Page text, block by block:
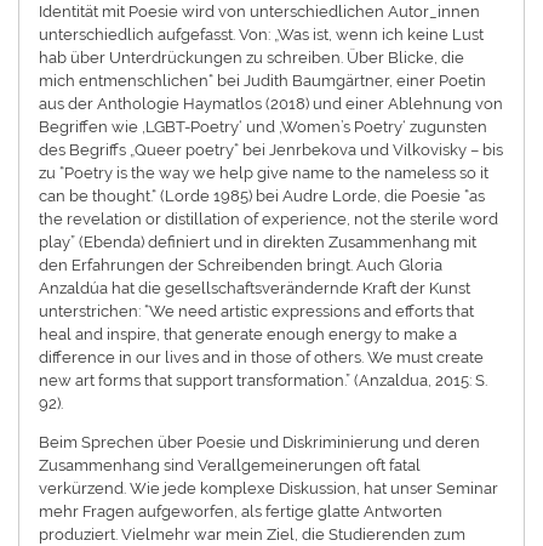
Identität mit Poesie wird von unterschiedlichen Autor_innen
unterschiedlich aufgefasst. Von: „Was ist, wenn ich keine Lust
hab über Unterdrückungen zu schreiben. Über Blicke, die
mich entmenschlichen“ bei Judith Baumgärtner, einer Poetin
aus der Anthologie Haymatlos (2018) und einer Ablehnung von
Begriffen wie ‚LGBT-Poetry‘ und ‚Women’s Poetry‘ zugunsten
des Begriffs „Queer poetry“ bei Jenrbekova und Vilkovisky – bis
zu “Poetry is the way we help give name to the nameless so it
can be thought.“ (Lorde 1985) bei Audre Lorde, die Poesie “as
the revelation or distillation of experience, not the sterile word
play” (Ebenda) definiert und in direkten Zusammenhang mit
den Erfahrungen der Schreibenden bringt. Auch Gloria
Anzaldúa hat die gesellschaftsverändernde Kraft der Kunst
unterstrichen: “We need artistic expressions and efforts that
heal and inspire, that generate enough energy to make a
difference in our lives and in those of others. We must create
new art forms that support transformation.” (Anzaldua, 2015: S.
92).
Beim Sprechen über Poesie und Diskriminierung und deren
Zusammenhang sind Verallgemeinerungen oft fatal
verkürzend. Wie jede komplexe Diskussion, hat unser Seminar
mehr Fragen aufgeworfen, als fertige glatte Antworten
produziert. Vielmehr war mein Ziel, die Studierenden zum